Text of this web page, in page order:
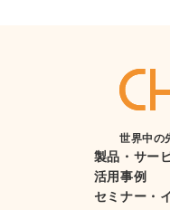
世界中の
製品・サー
活用事例
セミナー・